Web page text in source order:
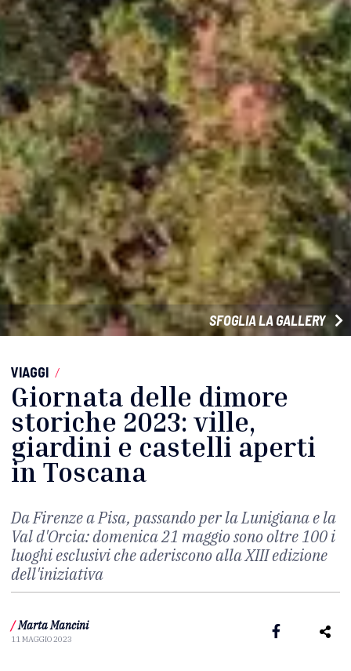
SFOGLIA LA GALLERY
VIAGGI /
Giornata delle dimore
storiche 2023: ville,
giardini e castelli aperti
in Toscana
Da Firenze a Pisa, passando per la Lunigiana e la
Val d'Orcia: domenica 21 maggio sono oltre 100 i
luoghi esclusivi che aderiscono alla XIII edizione
dell'iniziativa
/ Marta Mancini
11 MAGGIO 2023